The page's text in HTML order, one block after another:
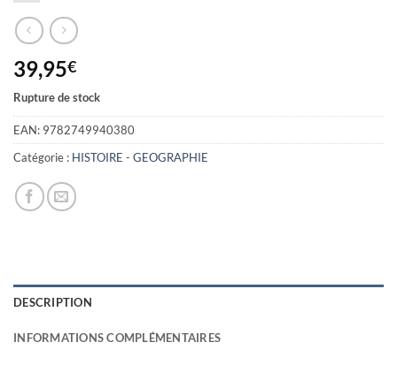
39,95€
Rupture de stock
EAN: 9782749940380
Catégorie : HISTOIRE - GEOGRAPHIE
DESCRIPTION
INFORMATIONS COMPLÉMENTAIRES